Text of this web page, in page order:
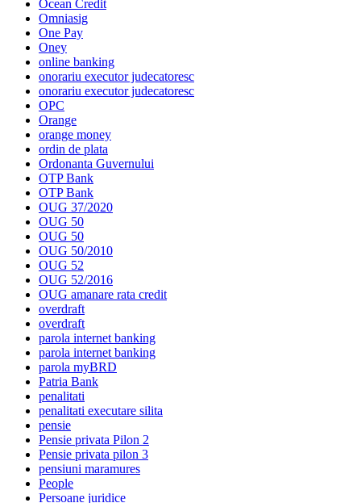
Ocean Credit
Omniasig
One Pay
Oney
online banking
onorariu executor judecatoresc
onorariu executor judecatoresc
OPC
Orange
orange money
ordin de plata
Ordonanta Guvernului
OTP Bank
OTP Bank
OUG 37/2020
OUG 50
OUG 50
OUG 50/2010
OUG 52
OUG 52/2016
OUG amanare rata credit
overdraft
overdraft
parola internet banking
parola internet banking
parola myBRD
Patria Bank
penalitati
penalitati executare silita
pensie
Pensie privata Pilon 2
Pensie privata pilon 3
pensiuni maramures
People
Persoane juridice